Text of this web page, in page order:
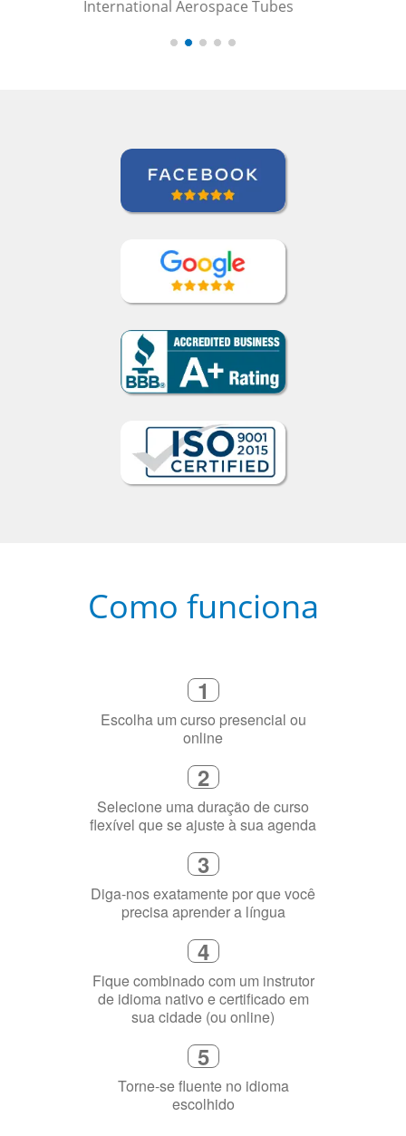
Como funciona
Escolha um curso presencial ou
online
Selecione uma duração de curso
flexível que se ajuste à sua agenda
Diga-nos exatamente por que você
precisa aprender a língua
Fique combinado com um instrutor
de idioma nativo e certificado em
sua cidade (ou online)
5
Torne-se fluente no idioma
escolhido